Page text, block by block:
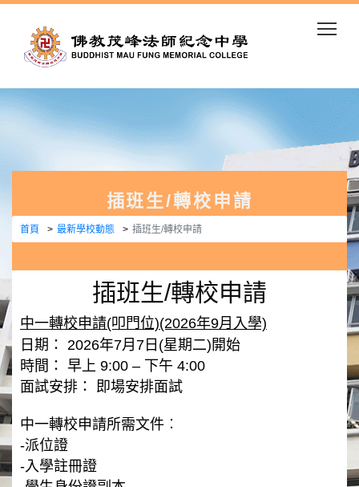
插班生/轉校申請
首頁 最新學校動態 插班生/轉校申請
插班生/轉校申請
中一轉校申請(叩門位)(2026年9月入學)
日期： 2026年7月7日(星期二)開始
時間： 早上 9:00 – 下午 4:00
面試安排： 即場安排面試
中一轉校申請所需文件︰
-派位證
-入學註冊證